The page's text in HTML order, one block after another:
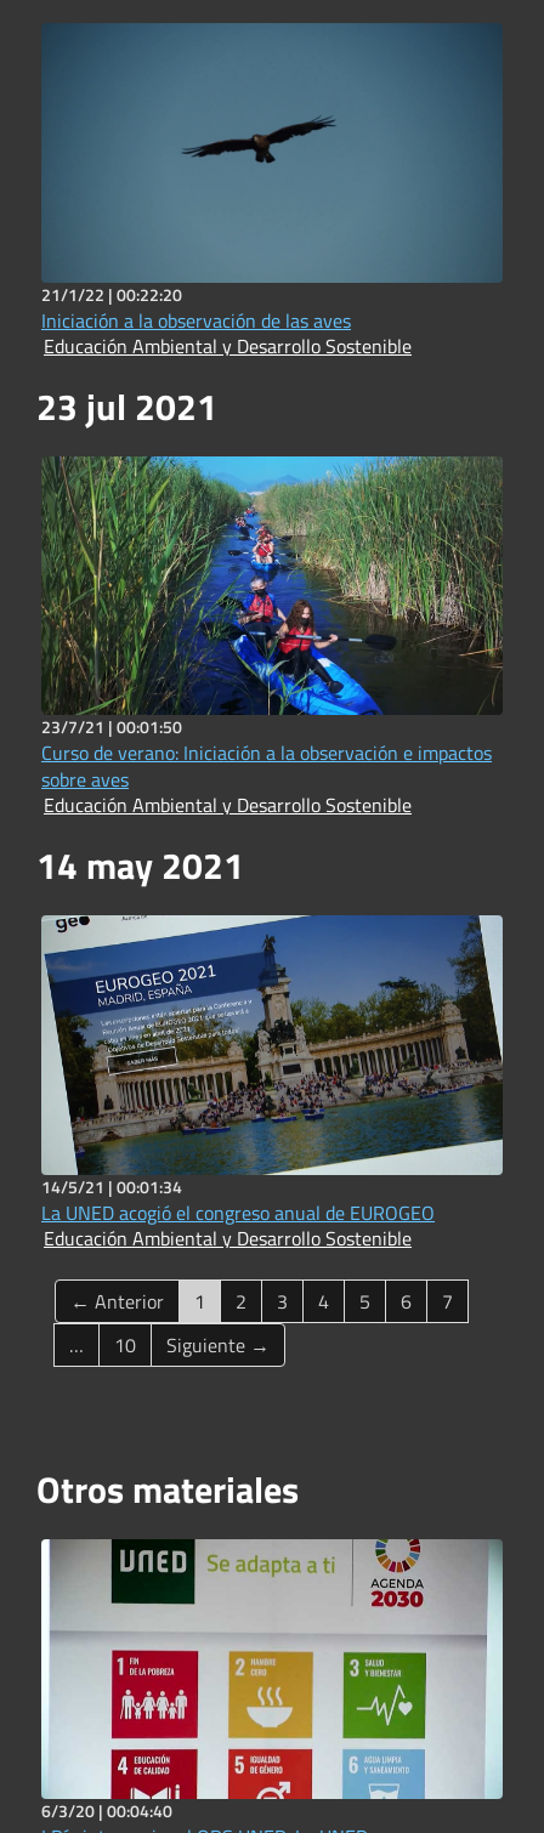
21/1/22 |00:22:20
Iniciación a la observación de las aves
Educación Ambiental y Desarrollo Sostenible
23 jul 2021
23/7/21 |00:01:50
Curso de verano: Iniciación a la observación e impactos
sobre aves
Educación Ambiental y Desarrollo Sostenible
14 may 2021
14/5/21 |00:01:34
La UNED acogió el congreso anual de EUROGEO
Educación Ambiental y Desarrollo Sostenible
← Anterior 1 (current)
2 3 4 5 6
7
…
10 Siguiente →
Otros materiales
6/3/20 |00:04:40